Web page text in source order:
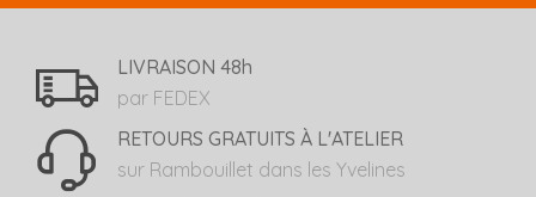
LIVRAISON 48h
par FEDEX
RETOURS GRATUITS À L'ATELIER
sur Rambouillet dans les Yvelines